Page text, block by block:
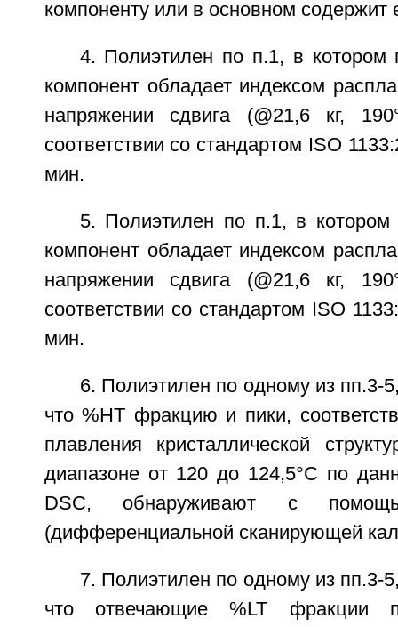
компоненту или в основном содержит
4. Полиэтилен по п.1, в котором
компонент обладает индексом
напряжении сдвига (@21,6 кг,
соответствии со стандартом ISO
мин.
5. Полиэтилен по п.1, в
компонент обладает индексом
напряжении сдвига (@21,6 кг,
соответствии со стандартом ISO
мин.
6. Полиэтилен по одному из пп.3-
что %HT фракцию и пики,
плавления кристаллической
диапазоне от 120 до 124,5°C по
DSC, обнаруживают с
(дифференциальной сканирующей
7. Полиэтилен по одному из пп.3-
что отвечающие %LT фракции